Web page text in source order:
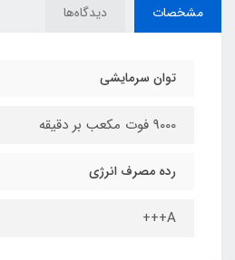
مشخصات دیدگاه‌ها
توان سرمایشی
9000 فوت مکعب بر دقیقه
رده مصرف انرژی
A+++